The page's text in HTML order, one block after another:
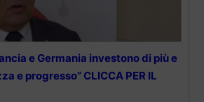
e Germania investono di più e
e progresso” CLICCA PER IL